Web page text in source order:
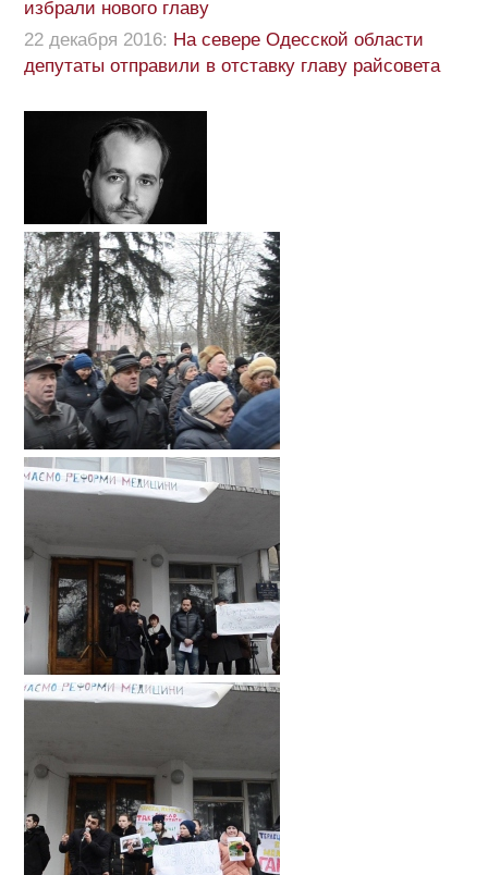
избрали нового главу
22 декабря 2016: На севере Одесской области
депутаты отправили в отставку главу райсовета